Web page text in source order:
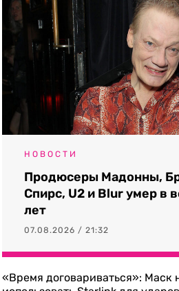
НОВОСТИ
Продюсеры Мадонны,
Спирс, U2 и Blur умер в
лет
07.08.2026 / 21:32
«Время договариваться»: Маск